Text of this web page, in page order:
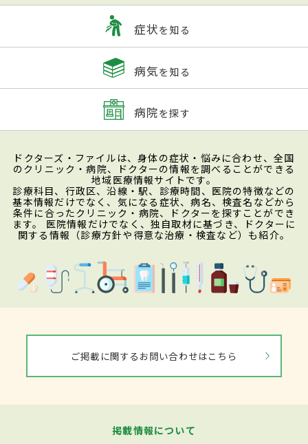
症状を知る
病気を知る
病院を探す
ドクターズ・ファイルは、身体の症状・悩みに合わせ、全国
のクリニック・病院、ドクターの情報を調べることができる
地域医療情報サイトです。
診療科目、行政区、沿線・駅、診療時間、医院の特徴などの
基本情報だけでなく、気になる症状、病名、検査名などから
条件に合ったクリニック・病院、ドクターを探すことができ
ます。 医院情報だけでなく、独自取材に基づき、ドクターに
関する情報（診療方針や得意な治療・検査など）も紹介。
ご掲載に関するお問い合わせはこちら
掲載情報について